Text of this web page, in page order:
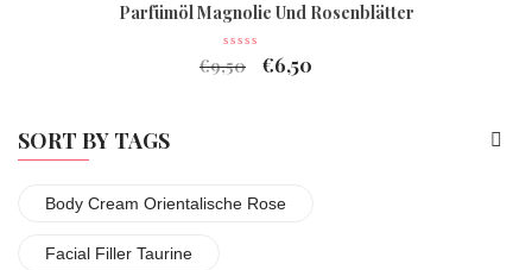
Parfümöl Magnolie Und Rosenblätter
€9,50 €6,50
SORT BY TAGS
Body Cream Orientalische Rose
Facial Filler Taurine